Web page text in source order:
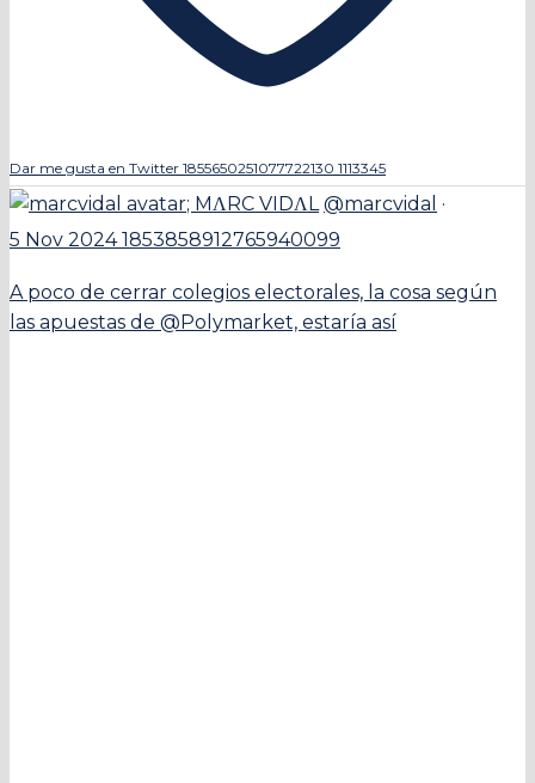
Dar me gusta en Twitter 1855650251077722130 1113345
; MΛRC VIDΛL @marcvidal ·
5 Nov 20241853858912765940099
A poco de cerrar colegios electorales, la cosa según
las apuestas de @Polymarket, estaría así